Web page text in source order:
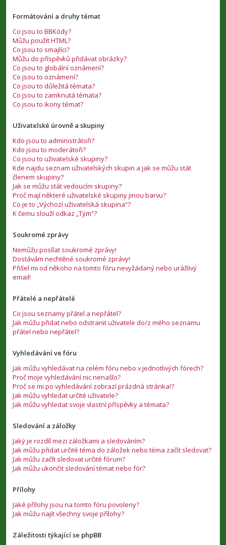
Formátování a druhy témat
Co jsou to BBKódy?
Můžu použít HTML?
Co jsou to smajlíci?
Můžu do příspěvků přidávat obrázky?
Co jsou to globální oznámení?
Co jsou to oznámení?
Co jsou to důležitá témata?
Co jsou to zamknutá témata?
Co jsou to ikony témat?
Uživatelské úrovně a skupiny
Kdo jsou to administrátoři?
Kdo jsou to moderátoři?
Co jsou to uživatelské skupiny?
Kde najdu seznam uživatelských skupin a jak se můžu stát
členem skupiny?
Jak se můžu stát vedoucím skupiny?
Proč mají některé uživatelské skupiny jinou barvu?
Co je to „Výchozí uživatelská skupina“?
K čemu slouží odkaz „Tým“?
Soukromé zprávy
Nemůžu posílat soukromé zprávy!
Dostávám nechtěné soukromé zprávy!
Přišel mi od někoho na tomto fóru nevyžádaný nebo urážlivý
email!
Přátelé a nepřátelé
Co jsou seznamy přátel a nepřátel?
Jak můžu přidat nebo odstranit uživatele do/z mého seznamu
přátel nebo nepřátel?
Vyhledávání ve fóru
Jak můžu vyhledávat na celém fóru nebo v jednotlivých fórech?
Proč moje vyhledávání nic nenašlo?
Proč se mi po vyhledávání zobrazí prázdná stránka!?
Jak můžu vyhledat určité uživatele?
Jak můžu vyhledat svoje vlastní příspěvky a témata?
Sledování a záložky
Jaký je rozdíl mezi záložkami a sledováním?
Jak můžu přidat určité téma do záložek nebo téma začít sledovat?
Jak můžu začít sledovat určité fórum?
Jak můžu ukončit sledování témat nebo fór?
Přílohy
Jaké přílohy jsou na tomto fóru povoleny?
Jak můžu najít všechny svoje přílohy?
Záležitosti týkající se phpBB